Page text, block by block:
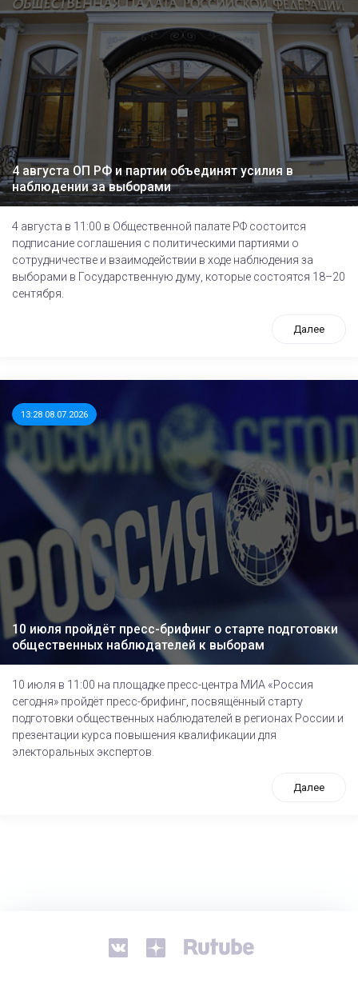
4 августа ОП РФ и партии объединят усилия в
наблюдении за выборами
4 августа в 11:00 в Общественной палате РФ состоится
подписание соглашения с политическими партиями о
сотрудничестве и взаимодействии в ходе наблюдения за
выборами в Государственную думу, которые состоятся 18–20
сентября.
Далее
13:28 08.07.2026
10 июля пройдёт пресс-брифинг о старте подготовки
общественных наблюдателей к выборам
10 июля в 11:00 на площадке пресс-центра МИА «Россия
сегодня» пройдёт пресс-брифинг, посвящённый cтарту
подготовки общественных наблюдателей в регионах России и
презентации курса повышения квалификации для
электоральных экспертов.
Далее